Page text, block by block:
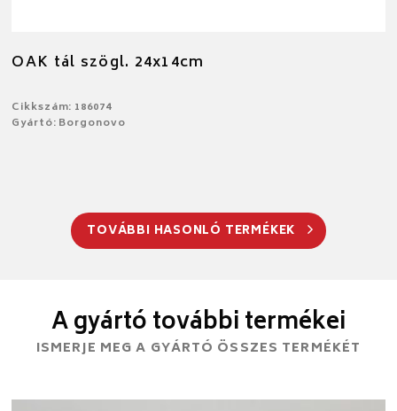
OAK tál szögl. 24x14cm
Cikkszám: 186074
Gyártó: Borgonovo
TOVÁBBI HASONLÓ TERMÉKEK
A gyártó további termékei
ISMERJE MEG A GYÁRTÓ ÖSSZES TERMÉKÉT